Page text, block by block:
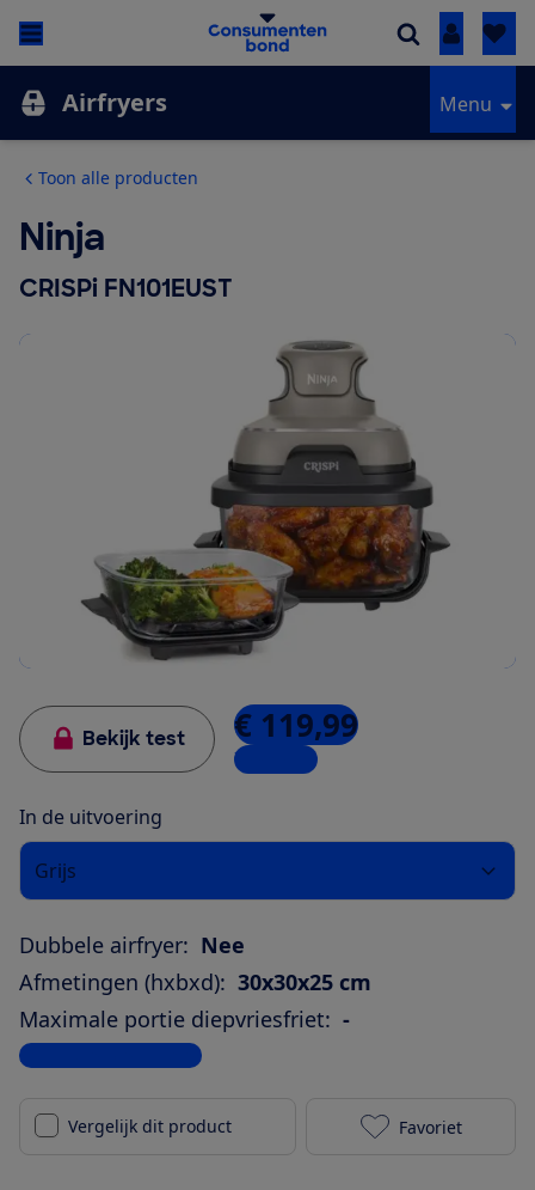
Inloggen
Airfryers Menu
Toon alle producten
Ninja
CRISPi FN101EUST
Bekijk test € 119,99
7 winkels
In de uitvoering
Grijs
Dubbele airfryer: Nee
Afmetingen (hxbxd): 30x30x25 cm
Maximale portie diepvriesfriet: -
Bekijk alle specificaties
Vergelijk dit product Ninja CRISPi
Favoriet